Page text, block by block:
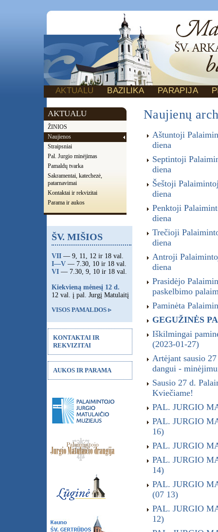
AKTUALU BAZILIKA PARAPIJA
Naujienų
Aštuntoji
diena
Septintoji
diena
Šeštoji
diena
Penktoji
diena
Trečioji
diena
Antroji
diena
Prasidėjo
paskelbimo
Paminėta
GEGUŽINĖS
Iškilmingai
(2023-01-27)
Artėjant sausio
dangui -
Sausio 27 d.
Kviečiame!
PAL. JURGIO
PAL. JURGIO
16)
PAL. JURGIO
PAL. JURGIO
14)
PAL. JURGIO
(07 13)
PAL. JURGIO
12)
AKTUALU
ŽINIOS
Naujienos
Straipsniai
Pal. Jurgio minėjimas
Pamaldų tvarka
Sakramentai, katechezė,
patarnavimai
Kontaktai ir rekvizitai
Parama ir aukos
ŠV. MIŠIOS
VII — 9, 11, 12 ir 18 val.
I—V — 7.30, 10 ir 18 val.
VI — 7.30, 9, 10 ir 18 val.
Kiekvieną mėnesį 12 d.
12 val. į pal. Jurgį Matulaitį
VISOS PAMALDOS ▹
KONTAKTAI IR
REKVIZITAI
AUKOS IR PARAMA